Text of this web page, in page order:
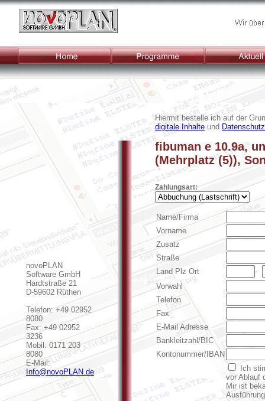
Programme Kontakt
novoPLAN
Software GmbH
Hardtstraße 21
D-59602 Rüthen
Telefon: +49 02952
8080
Fax: +49 02952
3236
Mobil: 0171 203
8080
E-Mail:
Info@novoPLAN.de
Hiermit bestelle ich auf der
digitale Inhalte und
fibuman e 10.9a,
(Mehrplatz (5)),
Zahlungsart:
Name/Firma
Vorname
Zusatz
Straße
Land Plz Ort
-
Vorwahl
Telefon
Fax
E-Mail Adresse
Bankleitzahl/BIC
Kontonummer/IBAN
Ich
vor Ablauf
Mir ist